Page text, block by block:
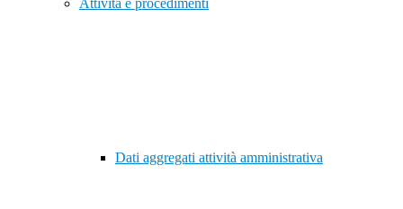
Attività e procedimenti
Dati aggregati attività amministrativa